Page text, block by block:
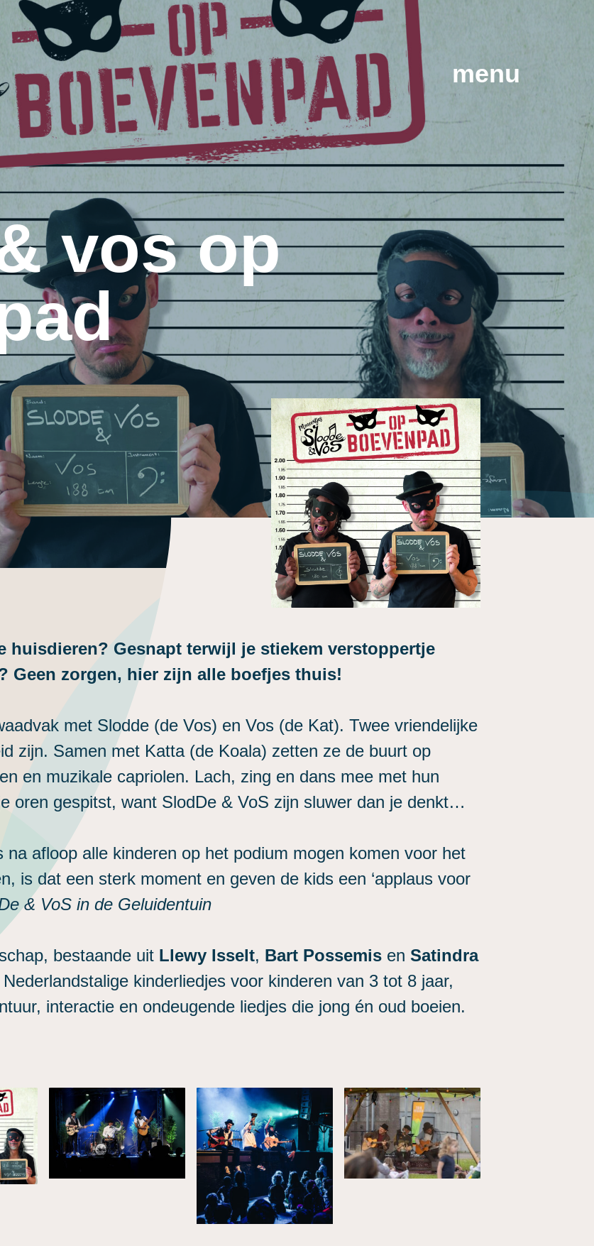
menu
vos op
huisdieren? Gesnapt terwijl je stiekem verstoppertje
Geen zorgen, hier zijn alle boefjes thuis!
met Slodde (de Vos) en Vos (de Kat). Twee vriendelijke
zijn. Samen met Katta (de Koala) zetten ze de buurt op
en muzikale capriolen. Lach, zing en dans mee met hun
oren gespitst, want SlodDe & VoS zijn sluwer dan je denkt…
na afloop alle kinderen op het podium mogen komen voor het
is dat een sterk moment en geven de kids een ‘applaus voor
& VoS in de Geluidentuin
bestaande uit Llewy Isselt, Bart Possemis en Satindra
kinderliedjes voor kinderen van 3 tot 8 jaar,
interactie en ondeugende liedjes die jong én oud boeien.